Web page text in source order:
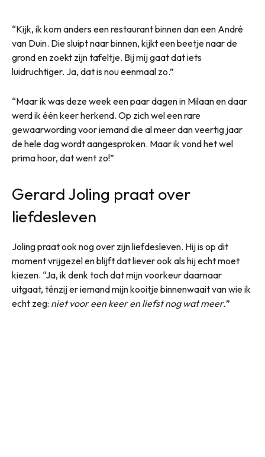
“Kijk, ik kom anders een restaurant binnen dan een André
van Duin. Die sluipt naar binnen, kijkt een beetje naar de
grond en zoekt zijn tafeltje. Bij mij gaat dat iets
luidruchtiger. Ja, dat is nou eenmaal zo.”
“Maar ik was deze week een paar dagen in Milaan en daar
werd ik één keer herkend. Op zich wel een rare
gewaarwording voor iemand die al meer dan veertig jaar
de hele dag wordt aangesproken. Maar ik vond het wel
prima hoor, dat went zo!”
Gerard Joling praat over
liefdesleven
Joling praat ook nog over zijn liefdesleven. Hij is op dit
moment vrijgezel en blijft dat liever ook als hij echt moet
kiezen. “Ja, ik denk toch dat mijn voorkeur daarnaar
uitgaat, ténzij er iemand mijn kooitje binnenwaait van wie ik
echt zeg: niet voor een keer en liefst nog wat meer.”